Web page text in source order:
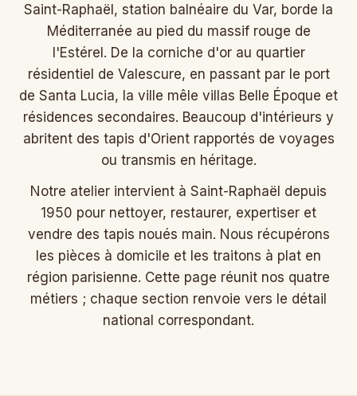
Saint-Raphaël, station balnéaire du Var, borde la
Méditerranée au pied du massif rouge de
l'Estérel. De la corniche d'or au quartier
résidentiel de Valescure, en passant par le port
de Santa Lucia, la ville mêle villas Belle Époque et
résidences secondaires. Beaucoup d'intérieurs y
abritent des tapis d'Orient rapportés de voyages
ou transmis en héritage.
Notre atelier intervient à Saint-Raphaël depuis
1950 pour nettoyer, restaurer, expertiser et
vendre des tapis noués main. Nous récupérons
les pièces à domicile et les traitons à plat en
région parisienne. Cette page réunit nos quatre
métiers ; chaque section renvoie vers le détail
national correspondant.